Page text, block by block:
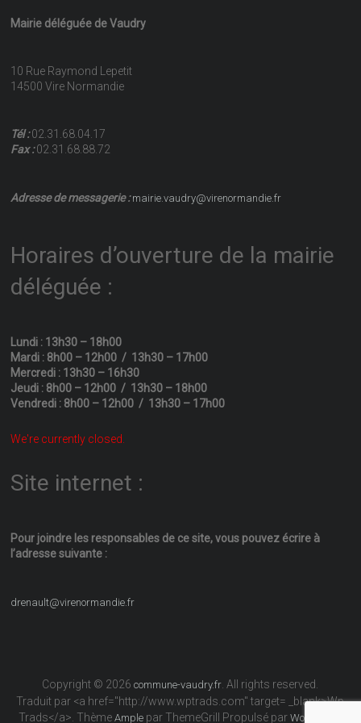
Mairie déléguée de Vaudry
10 Rue Raymond Lepetit
14500 Vire Normandie
Tél :02.31.68.04.17
Fax :02.31.68.88.72
Adresse de messagerie :mairie.vaudry@virenormandie.fr
Horaires d’ouverture de la mairie
déléguée :
Lundi : 13h30 – 18h00
Mardi : 8h00 – 12h00 / 13h30 – 17h00
Mercredi : 13h30 – 16h30
Jeudi : 8h00 – 12h00 / 13h30 – 18h00
Vendredi : 8h00 – 12h00 / 13h30 – 17h00
We're currently closed.
Site internet :
Pour joindre les responsables de ce site, vous pouvez écrire à
l’adresse suivante :
drenault@virenormandie.fr
Copyright © 2026commune-vaudry.fr . All rights reserved.
Traduit par <a href="http://www.wptrads.com" target= _blank>Wp
Trads</a>. ThèmeAmple par ThemeGrill Propulsé parWordPress